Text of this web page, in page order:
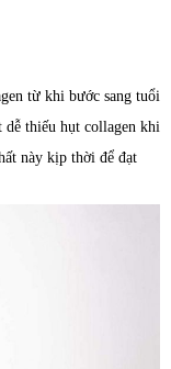
từ khi bước sang tuổi
thiếu hụt collagen khi
này kịp thời để đạt